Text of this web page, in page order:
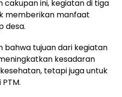
cakupan ini, kegiatan di tiga
memberikan manfaat
desa.
bahwa tujuan dari kegiatan
kesadaran
tetapi juga untuk